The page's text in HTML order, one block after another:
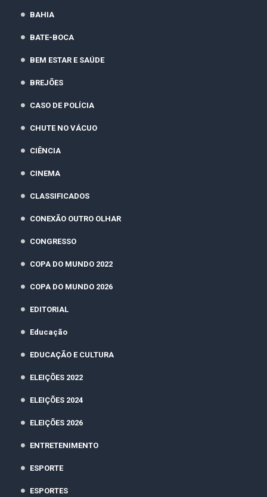
BAHIA
BATE-BOCA
BEM ESTAR E SAÚDE
BREJÕES
CASO DE POLÍCIA
CHUTE NO VÁCUO
CIÊNCIA
CINEMA
CLASSIFICADOS
CONEXÃO OUTRO OLHAR
CONGRESSO
COPA DO MUNDO 2022
COPA DO MUNDO 2026
EDITORIAL
Educação
EDUCAÇÃO E CULTURA
ELEIÇÕES 2022
ELEIÇÕES 2024
ELEIÇÕES 2026
ENTRETENIMENTO
ESPORTE
ESPORTES